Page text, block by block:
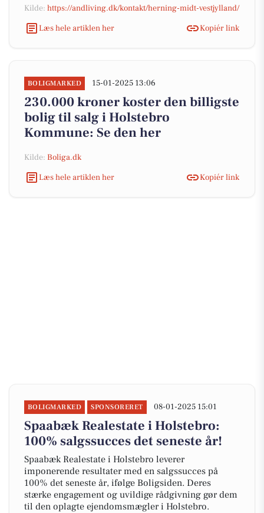
Kilde: https://andliving.dk/kontakt/herning-midt-vestjylland/
Læs hele artiklen her
Kopiér link
BOLIGMARKED 15-01-2025 13:06
230.000 kroner koster den billigste
bolig til salg i Holstebro
Kommune: Se den her
Kilde: Boliga.dk
Læs hele artiklen her
Kopiér link
BOLIGMARKED SPONSORERET 08-01-2025 15:01
Spaabæk Realestate i Holstebro:
100% salgssucces det seneste år!
Spaabæk Realestate i Holstebro leverer
imponerende resultater med en salgssucces på
100% det seneste år, ifølge Boligsiden. Deres
stærke engagement og uvildige rådgivning gør dem
til den oplagte ejendomsmægler i Holstebro.